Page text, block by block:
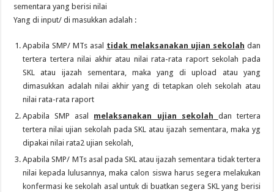
sementara yang berisi nilai
Yang di input/ di masukkan adalah :
Apabila SMP/ MTs asal tidak melaksanakan ujian sekolah dan
tertera tertera nilai akhir atau nilai rata-rata raport sekolah pada
SKL atau ijazah sementara, maka yang di upload atau yang
dimasukkan adalah nilai akhir yang di tetapkan oleh sekolah atau
nilai rata-rata raport
Apabila SMP asal melaksanakan ujian sekolah dan tertera
tertera nilai ujian sekolah pada SKL atau ijazah sementara, maka yg
dipakai nilai rata2 ujian sekolah,
Apabila SMP/ MTs asal pada SKL atau ijazah sementara tidak tertera
nilai kepada lulusannya, maka calon siswa harus segera melakukan
konfermasi ke sekolah asal untuk di buatkan segera SKL yang berisi